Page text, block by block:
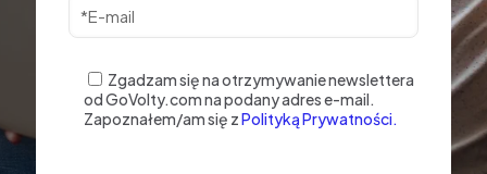
Zgadzam się na otrzymywanie newslettera
od GoVolty.com na podany adres e-mail.
Zapoznałem/am się zPolityką Prywatności.